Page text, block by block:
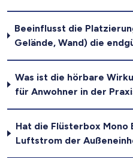
Beeinflusst die
Gelände, Wand) die
Was ist die hörbare
für Anwohner in der
Hat die Flüsterbox Mono
Luftstrom der